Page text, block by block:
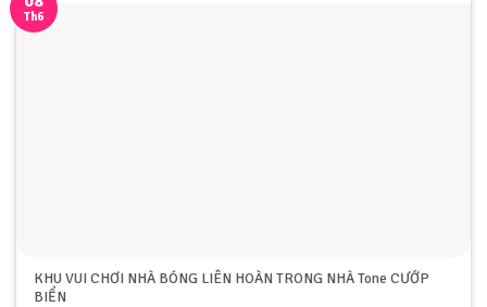
KHU VUI CHƠI NHÀ BÓNG LIÊN HOÀN TRONG NHÀ Tone CƯỚP
BIỂN
Th6